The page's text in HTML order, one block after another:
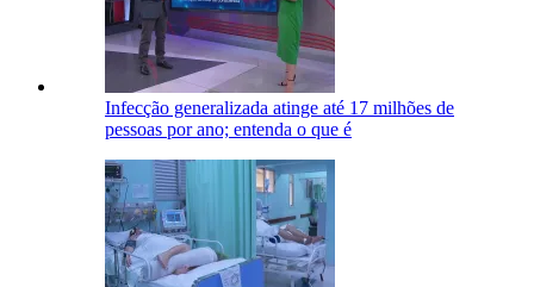
Infecção generalizada atinge até 17 milhões de
pessoas por ano; entenda o que é